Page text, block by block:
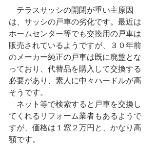
テラスサッシの開閉が重い主原因
は、サッシの戸車の劣化です。最近は
ホームセンター等でも交換用の戸車は
販売されているようですが、３０年前
のメーカー純正の戸車は既に廃盤とな
っており、代替品を購入して交換する
必要があり、素人に中々ハードルが高
そうです。
ネット等で検索すると戸車を交換し
てくれるリフォーム業者もあるようで
すが、価格は１窓２万円と、かなり高
額です。